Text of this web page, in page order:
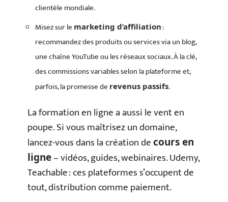
clientèle mondiale.
Misez sur le marketing d’affiliation:
recommandez des produits ou services via un blog,
une chaîne YouTube ou les réseaux sociaux. À la clé,
des commissions variables selon la plateforme et,
parfois, la promesse de revenus passifs.
La formation en ligne a aussi le vent en
poupe. Si vous maîtrisez un domaine,
lancez-vous dans la création decours en
ligne– vidéos, guides, webinaires. Udemy,
Teachable : ces plateformes s’occupent de
tout, distribution comme paiement.